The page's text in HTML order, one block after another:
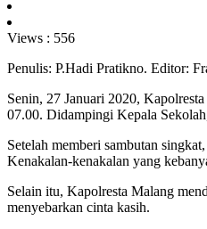
Views : 556
Penulis: P.Hadi Pratikno. Editor:
Senin, 27 Januari 2020,
07.00. Didampingi Kepala
Setelah memberi sambutan
Kenakalan-kenakalan yang
Selain itu, Kapolresta Malang
menyebarkan cinta kasih.